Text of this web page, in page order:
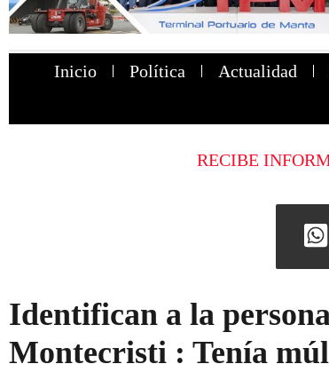
Inicio Política Actualidad
RECIBE
Identifican a la
Montecristi : Tenía